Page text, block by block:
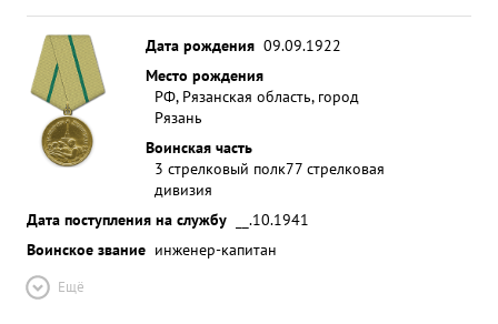
Дата рождения 09.09.1922
Место рождения
РФ, Рязанская область, город
Рязань
Воинская часть
3 стрелковый полк77 стрелковая
дивизия
Дата поступления на службу
__.10.1941
Воинское звание инженер-капитан
Ещё